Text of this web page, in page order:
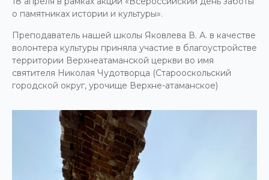
о памятниках истории и культуры».
Преподаватель нашей школы Яковлева В. А. в качестве
волонтера культуры приняла участие в благоустройстве
территории Верхнеатаманской церкви во имя
святителя Николая Чудотворца (Старооскольский
городской округ, урочище Верхне-атаманское)